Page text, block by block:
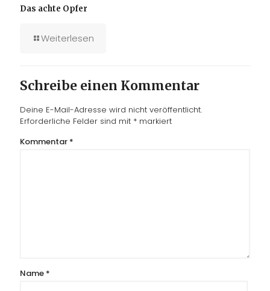
Das achte Opfer
Weiterlesen
Schreibe einen Kommentar
Deine E-Mail-Adresse wird nicht veröffentlicht.
Erforderliche Felder sind mit * markiert
Kommentar *
Name *